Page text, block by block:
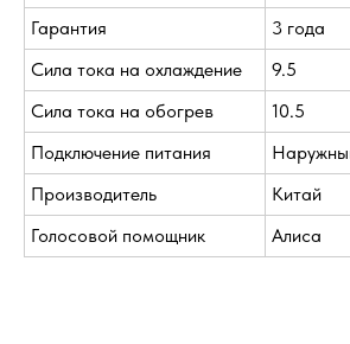
Гарантия
3 года
Сила тока на охлаждение
9.5
Сила тока на обогрев
10.5
Подключение питания
Производитель
Китай
Голосовой помощник
Алиса